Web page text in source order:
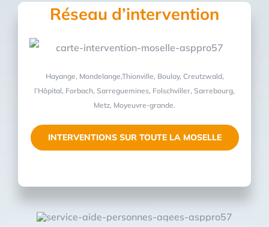
Réseau d’intervention
Hayange, Mondelange,Thionville, Boulay, Creutzwald,
l’Hôpital, Forbach, Sarreguemines, Folschviller, Sarrebourg,
Metz, Moyeuvre-grande.
INTERVENTIONS SUR TOUTE LA MOSELLE